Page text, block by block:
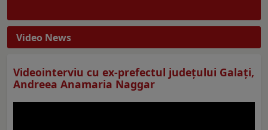
Video News
Videointerviu cu ex-prefectul judeţului Galaţi,
Andreea Anamaria Naggar